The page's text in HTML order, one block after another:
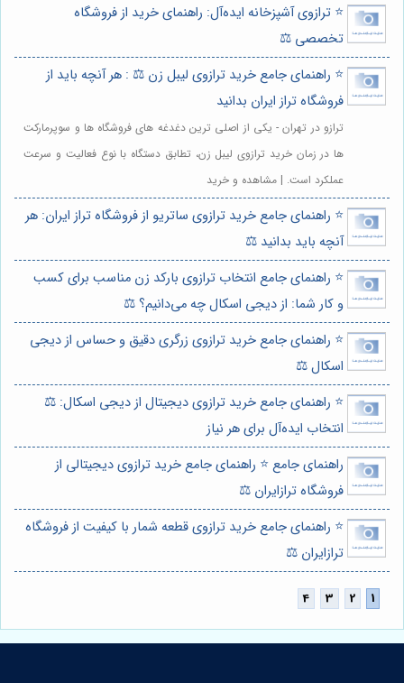
⭐️ ترازوی آشپزخانه ایده‌آل: راهنمای خرید از فروشگاه
تخصصی ⚖️
⭐️ راهنمای جامع خرید ترازوی لیبل زن ⚖️ : هر آنچه باید از
فروشگاه تراز ایران بدانید
ترازو در تهران - یکی از اصلی ترین دغدغه های فروشگاه ها و سوپرمارکت
ها در زمان خرید ترازوی لیبل زن، تطابق دستگاه با نوع فعالیت و سرعت
عملکرد است. | مشاهده و خرید
⭐️ راهنمای جامع خرید ترازوی ساتریو از فروشگاه تراز ایران: هر
آنچه باید بدانید ⚖️
⭐️ راهنمای جامع انتخاب ترازوی بارکد زن مناسب برای کسب
و کار شما: از دیجی اسکال چه می‌دانیم؟ ⚖️
⭐️ راهنمای جامع خرید ترازوی زرگری دقیق و حساس از دیجی
اسکال ⚖️
⭐️ راهنمای جامع خرید ترازوی دیجیتال از دیجی اسکال: ⚖️
انتخاب ایده‌آل برای هر نیاز
راهنمای جامع ⭐️ راهنمای جامع خرید ترازوی دیجیتالی از
فروشگاه ترازایران ⚖️
⭐️ راهنمای جامع خرید ترازوی قطعه شمار با کیفیت از فروشگاه
ترازایران ⚖️